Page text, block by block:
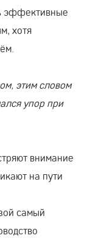
эффективные
хотя
этим словом
упор при
внимание
на пути
самый